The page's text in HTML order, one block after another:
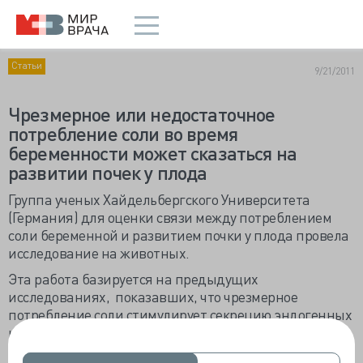
Статьи 9/21/2011
Чрезмерное или недостаточное
потребление соли во время
беременности может сказаться на
развитии почек у плода
Группа ученых Хайдельбергского Университета
(Германия) для оценки связи между потреблением
соли беременной и развитием почки у плода провела
исследование на животных.
Эта работа базируется на предыдущих
исследованиях, показавших, что чрезмерное
потребление соли стимулирует секрецию эндогенных
кардиотонических стероидов, таких как
маринобуфагенин (МБГ). В период беременности это